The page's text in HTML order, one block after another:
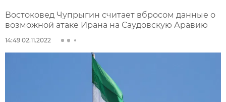
Востоковед Чупрыгин считает вбросом данные о
возможной атаке Ирана на Саудовскую Аравию
14:49 02.11.2022